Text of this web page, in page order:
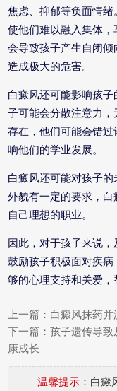
焦虑、抑郁等负面情绪
使他们难以融入集体
会导致孩子产生自闭
造成极大的危害。
白癜风还可能影响孩
子可能会分散注意力
存在，他们可能会错
响他们的学业发展。
白癜风还可能对孩子
外貌有一定的要求，
自己理想的职业。
因此，对于孩子来说
鼓励孩子积极面对疾
够的心理支持和关爱，
上一篇： 白癜风抹药
下一篇： 孩子遗传导致
康成长
温馨提示： 白癜